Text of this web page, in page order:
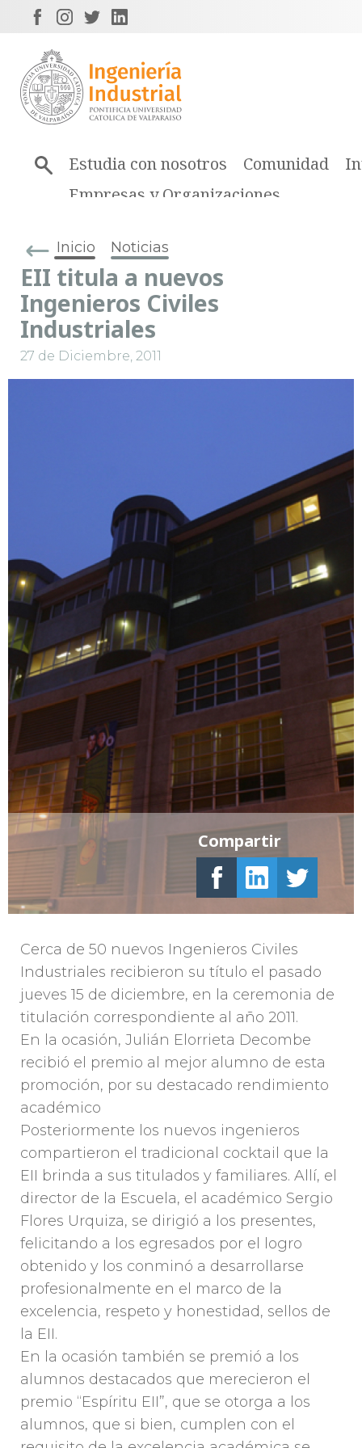
Estudia con nosotros Comunidad
Empresas y Organizaciones
Inicio Noticias
EII titula a nuevos
Ingenieros Civiles
Industriales
27 de Diciembre, 2011
Cerca de 50 nuevos Ingenieros Civiles
Industriales recibieron su título el pasado
jueves 15 de diciembre, en la ceremonia de
titulación correspondiente al año 2011.
En la ocasión, Julián Elorrieta Decombe
recibió el premio al mejor alumno de esta
promoción, por su destacado rendimiento
académico
Posteriormente los nuevos ingenieros
compartieron el tradicional cocktail que la
EII brinda a sus titulados y familiares. Allí, el
director de la Escuela, el académico Sergio
Flores Urquiza, se dirigió a los presentes,
felicitando a los egresados por el logro
obtenido y los conminó a desarrollarse
profesionalmente en el marco de la
excelencia, respeto y honestidad, sellos de
la EII.
En la ocasión también se premió a los
alumnos destacados que merecieron el
premio “Espíritu EII”, que se otorga a los
alumnos, que si bien, cumplen con el
Compartir